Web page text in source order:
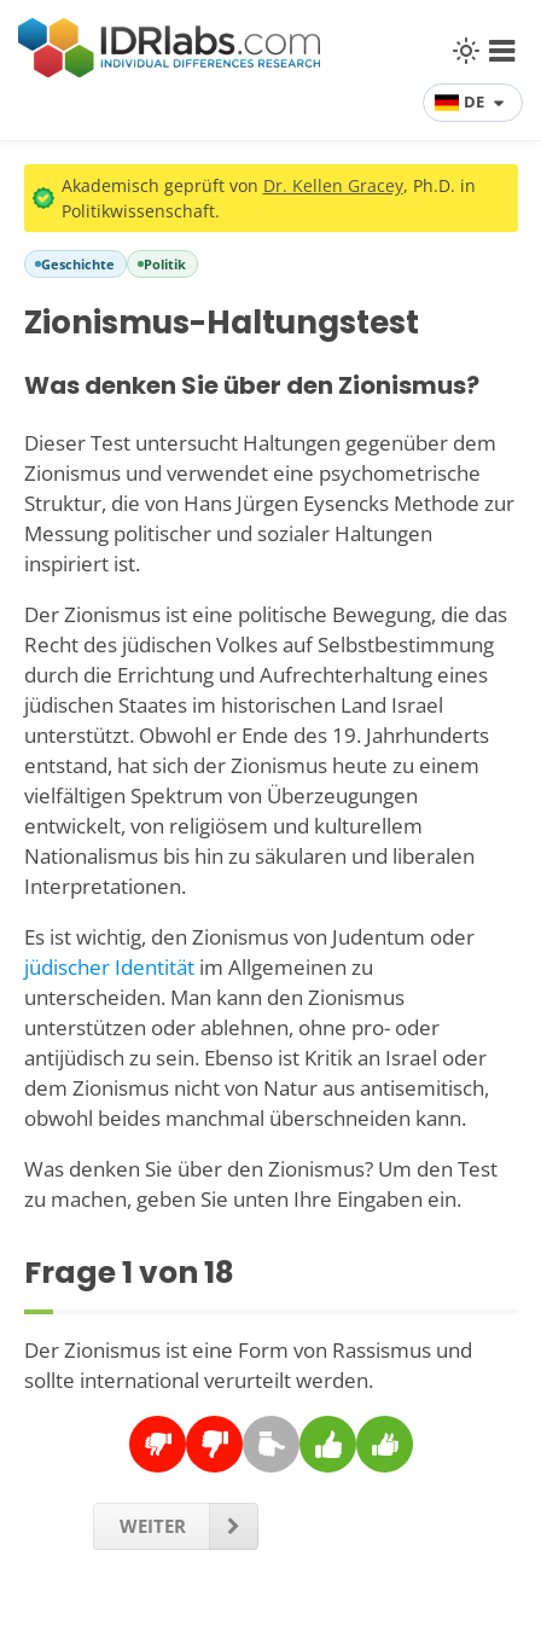
DE
Akademisch geprüft von Dr. Kellen Gracey, Ph.D. in
Politikwissenschaft.
Geschichte Politik
Zionismus-Haltungstest
Was denken Sie über den Zionismus?
Dieser Test untersucht Haltungen gegenüber dem
Zionismus und verwendet eine psychometrische
Struktur, die von Hans Jürgen Eysencks Methode zur
Messung politischer und sozialer Haltungen
inspiriert ist.
Der Zionismus ist eine politische Bewegung, die das
Recht des jüdischen Volkes auf Selbstbestimmung
durch die Errichtung und Aufrechterhaltung eines
jüdischen Staates im historischen Land Israel
unterstützt. Obwohl er Ende des 19. Jahrhunderts
entstand, hat sich der Zionismus heute zu einem
vielfältigen Spektrum von Überzeugungen
entwickelt, von religiösem und kulturellem
Nationalismus bis hin zu säkularen und liberalen
Interpretationen.
Es ist wichtig, den Zionismus von Judentum oder
jüdischer Identitätim Allgemeinen zu
unterscheiden. Man kann den Zionismus
unterstützen oder ablehnen, ohne pro- oder
antijüdisch zu sein. Ebenso ist Kritik an Israel oder
dem Zionismus nicht von Natur aus antisemitisch,
obwohl beides manchmal überschneiden kann.
Was denken Sie über den Zionismus? Um den Test
zu machen, geben Sie unten Ihre Eingaben ein.
Frage1von 18
Der Zionismus ist eine Form von Rassismus und
sollte international verurteilt werden.
WEITER